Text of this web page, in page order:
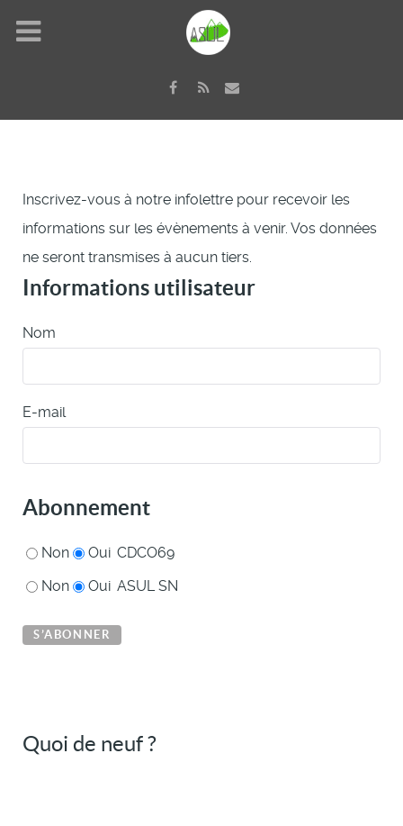
Inscrivez-vous à notre infolettre pour recevoir les
informations sur les évènements à venir. Vos données
ne seront transmises à aucun tiers.
Informations utilisateur
Nom
E-mail
Abonnement
Non Oui CDCO69
Non
Oui ASUL SN
Quoi de neuf ?